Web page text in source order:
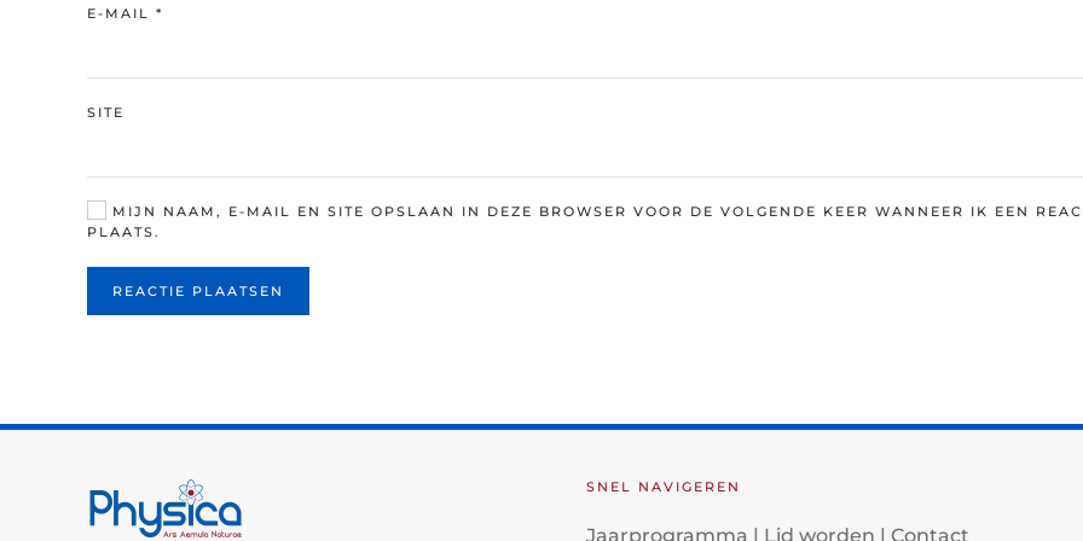
E-MAIL *
SITE
MIJN NAAM, E-MAIL EN SITE OPSLAAN IN DEZE BROWSER VOOR DE VOLGENDE KEER WANNEER IK EEN
PLAATS.
REACTIE PLAATSEN
SNEL NAVIGEREN
Jaarprogramma | Lid worden |Contact